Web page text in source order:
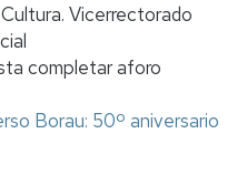
Vicerrectorado
completar aforo
Borau: 50º aniversario